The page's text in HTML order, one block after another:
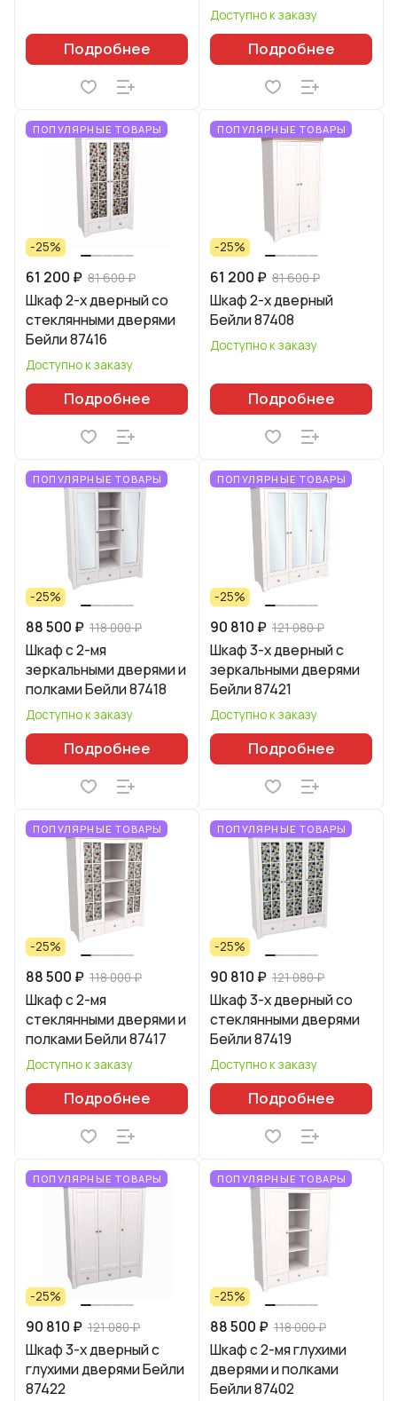
Подробнее
Доступно к заказу
Подробнее
ПОПУЛЯРНЫЕ ТОВАРЫ
-25%
61 200 ₽ 81 600 ₽
Шкаф 2-х дверный со
стеклянными дверями
Бейли 87416
Доступно к заказу
Подробнее
ПОПУЛЯРНЫЕ ТОВАРЫ
-25%
61 200 ₽ 81 600 ₽
Шкаф 2-х дверный
Бейли 87408
Доступно к заказу
Подробнее
ПОПУЛЯРНЫЕ ТОВАРЫ
-25%
88 500 ₽ 118 000 ₽
Шкаф с 2-мя
зеркальными дверями и
полками Бейли 87418
Доступно к заказу
Подробнее
ПОПУЛЯРНЫЕ ТОВАРЫ
-25%
90 810 ₽ 121 080 ₽
Шкаф 3-х дверный с
зеркальными дверями
Бейли 87421
Доступно к заказу
Подробнее
ПОПУЛЯРНЫЕ ТОВАРЫ
-25%
88 500 ₽ 118 000 ₽
Шкаф с 2-мя
стеклянными дверями и
полками Бейли 87417
Доступно к заказу
Подробнее
ПОПУЛЯРНЫЕ ТОВАРЫ
-25%
90 810 ₽ 121 080 ₽
Шкаф 3-х дверный со
стеклянными дверями
Бейли 87419
Доступно к заказу
Подробнее
ПОПУЛЯРНЫЕ ТОВАРЫ
-25%
90 810 ₽ 121 080 ₽
Шкаф 3-х дверный с
глухими дверями Бейли
87422
ПОПУЛЯРНЫЕ ТОВАРЫ
-25%
88 500 ₽ 118 000 ₽
Шкаф с 2-мя глухими
дверями и полками
Бейли 87402